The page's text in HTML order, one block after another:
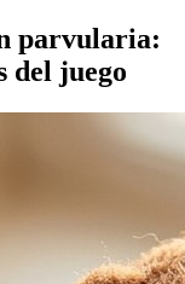
parvularia:
del juego